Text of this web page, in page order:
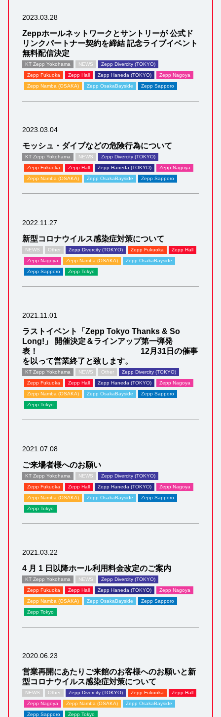
2023.03.28
KT Zepp Yokohama NEWS
Zepp Divercity (TOKYO)
Zepp Fukuoka
Zepp Hall Zepp Haneda (TOKYO)
Zepp Nagoya
Zepp Namba (OSAKA)
Zepp OsakaBayside Zepp Sapporo
Zeppホールネットワークとサントリーが 公式ド
リンクパートナー契約を締結 記念ライブイベント
無料配信決定
2023.03.04
KT Zepp Yokohama NEWS
Zepp Divercity (TOKYO)
Zepp Fukuoka
Zepp Hall Zepp Haneda (TOKYO)
Zepp Nagoya
Zepp Namba (OSAKA)
Zepp OsakaBayside Zepp Sapporo
モッシュ・ダイブなどの危険行為について
2022.11.27
NEWS Other Zepp Divercity (TOKYO) Zepp Fukuoka
Zepp Hall
Zepp Nagoya
Zepp Namba (OSAKA)
Zepp OsakaBayside
Zepp Sapporo
Zepp Tokyo
新型コロナウイルス感染症対策について
2021.11.01
KT Zepp Yokohama NEWS Other
Zepp Divercity (TOKYO)
Zepp Fukuoka
Zepp Hall Zepp Haneda (TOKYO)
Zepp Nagoya
Zepp Namba (OSAKA)
Zepp OsakaBayside
Zepp Sapporo
Zepp Tokyo
ラストイベント「Zepp Tokyo Thanks & So
Long!」 開催決定＆ラインアップ第一弾発
表！ 12月31日の催事
を以って営業終了と致します。
2021.07.08
KT Zepp Yokohama NEWS
Zepp Divercity (TOKYO)
Zepp Fukuoka
Zepp Hall Zepp Haneda (TOKYO)
Zepp Nagoya
Zepp Namba (OSAKA)
Zepp OsakaBayside
Zepp Sapporo
Zepp Tokyo
ご来場者様へのお願い
2021.03.22
KT Zepp Yokohama NEWS
Zepp Divercity (TOKYO)
Zepp Fukuoka
Zepp Hall Zepp Haneda (TOKYO)
Zepp Nagoya
Zepp Namba (OSAKA)
Zepp OsakaBayside
Zepp Sapporo
Zepp Tokyo
4 月 1 日以降ホール利用料金改定のご案内
2020.06.23
NEWS Other Zepp Divercity (TOKYO) Zepp Fukuoka
Zepp Hall
Zepp Nagoya
Zepp Namba (OSAKA)
Zepp OsakaBayside
Zepp Sapporo
Zepp Tokyo
営業再開にあたりご来館のお客様へのお願いと新
型コロナウイルス感染症対策について